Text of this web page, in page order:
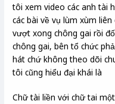
tôi xem video các anh tài
các bài về vụ lùm xùm
vượt xong chông gai rồi
chông gai, bên tổ chức
hát chứ không theo dõi
tôi cũng hiểu đại khái là
Chữ tài liền với chữ tai